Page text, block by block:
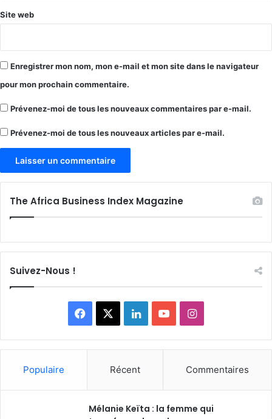
Site web
Enregistrer mon nom, mon e-mail et mon site dans le navigateur
pour mon prochain commentaire.
Prévenez-moi de tous les nouveaux commentaires par e-mail.
Prévenez-moi de tous les nouveaux articles par e-mail.
The Africa Business Index Magazine
Suivez-Nous !
Facebook LinkedinYouTubeInstagram
Populaire Récent Commentaires
Mélanie Keïta : la femme qui